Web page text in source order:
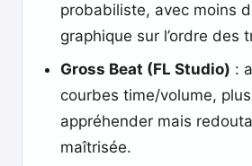
probabiliste, avec moins
graphique sur l’ordre des
Gross Beat (FL Studio) :
courbes time/volume,
appréhender mais
maîtrisée.